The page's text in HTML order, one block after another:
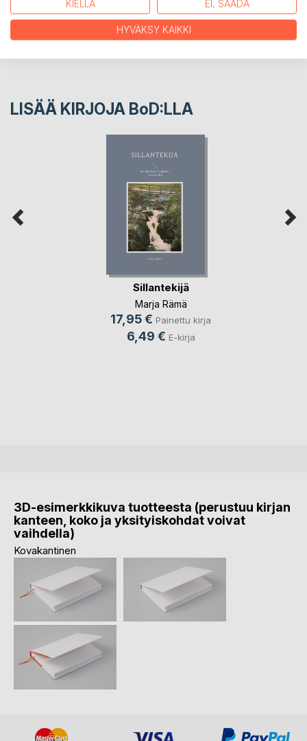
LUKIJA-ARVOSTELUT
LISÄÄ KIRJOJA BoD:LLA
Sillantekijä
Marja Rämä
17,95 € Painettu kirja
6,49 € E-kirja
3D-esimerkkikuva tuotteesta (perustuu kirjan
kanteen, koko ja yksityiskohdat voivat
vaihdella)
Kovakantinen
KIELLÄ EI, SÄÄDÄ
HYVÄKSY KAIKKI